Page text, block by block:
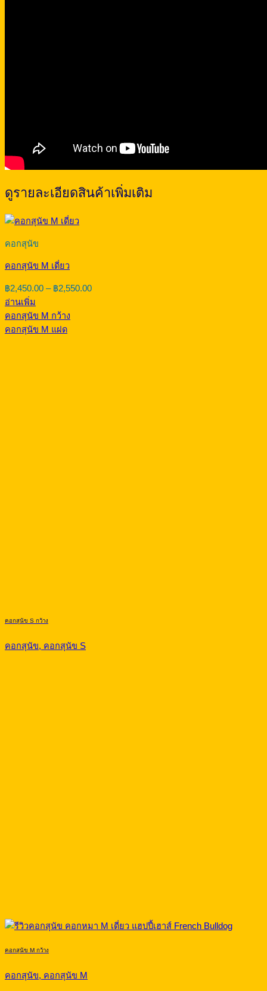
ดูรายละเอียดสินค้าเพิ่มเติม
คอกสุนัข
คอกสุนัข M เดี่ยว
฿2,450.00 – ฿2,550.00Price
อ่านเพิ่ม
คอกสุนัข M กว้าง
คอกสุนัข M แฝด
คอกสุนัข S กว้าง
คอกสุนัข, คอกสุนัข S
คอกสุนัข M กว้าง
คอกสุนัข, คอกสุนัข M